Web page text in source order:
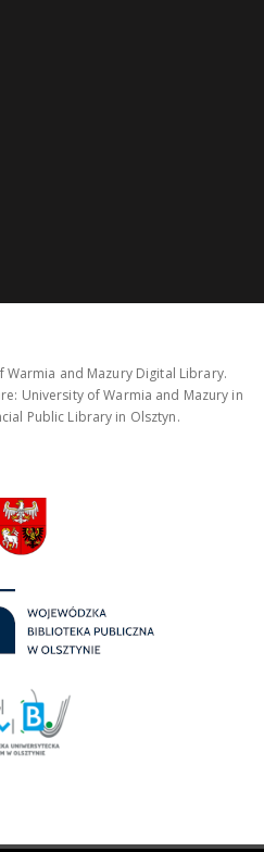
and Mazury Digital Library.
University of Warmia and Mazury in
Public Library in Olsztyn.